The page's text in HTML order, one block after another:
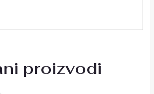
proizvodi